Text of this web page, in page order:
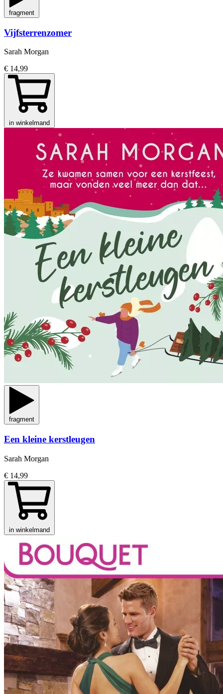
fragment
Vijfsterrenzomer
Sarah Morgan
€ 14,99
in winkelmand
fragment
Een kleine kerstleugen
Sarah Morgan
€ 14,99
in winkelmand